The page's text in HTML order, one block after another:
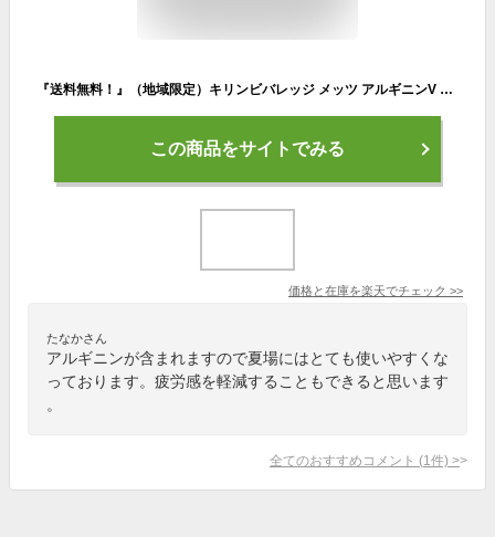
『送料無料！』（地域限定）キリンビバレッジ メッツ アルギニンV パワフルエナジー 350ml缶(24本入り1ケース)エナジードリンク※ご注文いただいてから4日〜14日の間に発送いたします。/ot/
この商品をサイトでみる
価格と在庫を楽天でチェック >>
たなかさん
アルギニンが含まれますので夏場にはとても使いやすくな
っております。疲労感を軽減することもできると思います
。
全てのおすすめコメント (1 件) >